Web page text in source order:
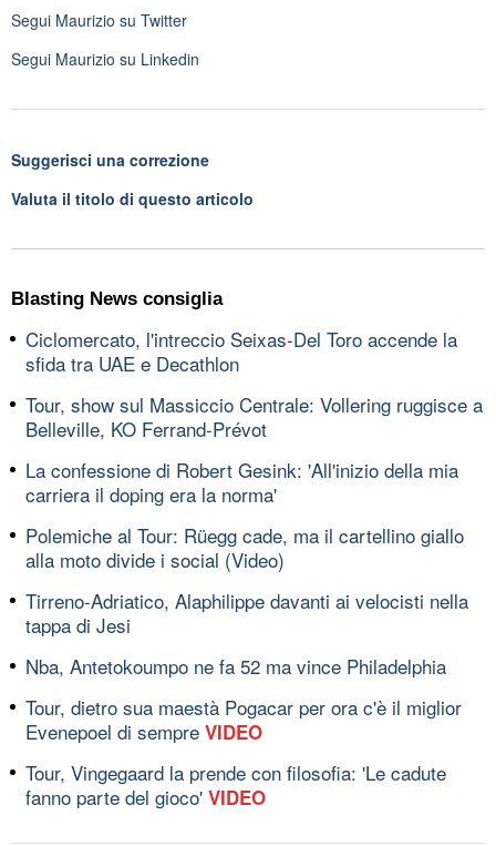
Segui Maurizio su Twitter
Segui Maurizio su Linkedin
Suggerisci una correzione
Valuta il titolo di questo articolo
Blasting News consiglia
Ciclomercato, l'intreccio Seixas-Del Toro accende la
sfida tra UAE e Decathlon
Tour, show sul Massiccio Centrale: Vollering ruggisce a
Belleville, KO Ferrand-Prévot
La confessione di Robert Gesink: 'All'inizio della mia
carriera il doping era la norma'
Polemiche al Tour: Rüegg cade, ma il cartellino giallo
alla moto divide i social (Video)
Tirreno-Adriatico, Alaphilippe davanti ai velocisti nella
tappa di Jesi
Nba, Antetokoumpo ne fa 52 ma vince Philadelphia
Tour, dietro sua maestà Pogacar per ora c'è il miglior
Evenepoel di sempre VIDEO
Tour, Vingegaard la prende con filosofia: 'Le cadute
fanno parte del gioco' VIDEO